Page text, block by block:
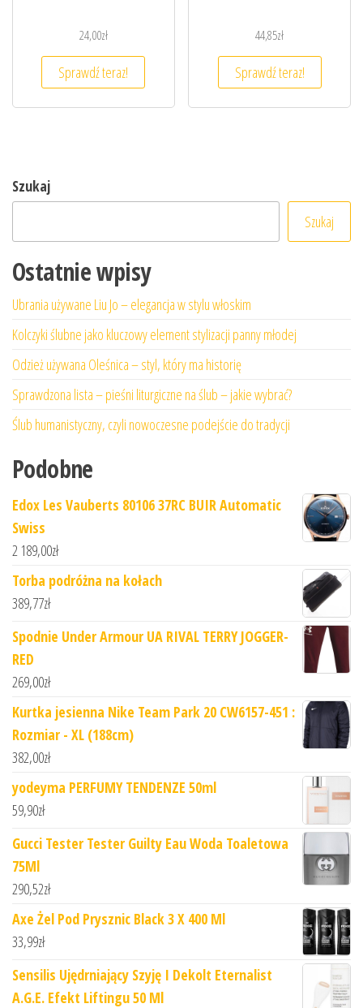
24,00zł
Sprawdź teraz!
44,85zł
Sprawdź teraz!
Szukaj
Szukaj
Ostatnie wpisy
Ubrania używane Liu Jo – elegancja w stylu włoskim
Kolczyki ślubne jako kluczowy element stylizacji panny młodej
Odzież używana Oleśnica – styl, który ma historię
Sprawdzona lista – pieśni liturgiczne na ślub – jakie wybrać?
Ślub humanistyczny, czyli nowoczesne podejście do tradycji
Podobne
Edox Les Vauberts 80106 37RC BUIR Automatic
Swiss
2 189,00zł
Torba podróżna na kołach
389,77zł
Spodnie Under Armour UA RIVAL TERRY JOGGER-
RED
269,00zł
Kurtka jesienna Nike Team Park 20 CW6157-451 :
Rozmiar - XL (188cm)
382,00zł
yodeyma PERFUMY TENDENZE 50ml
59,90zł
Gucci Tester Tester Guilty Eau Woda Toaletowa
75Ml
290,52zł
Axe Żel Pod Prysznic Black 3 X 400 Ml
33,99zł
Sensilis Ujędrniający Szyję I Dekolt Eternalist
A.G.E. Efekt Liftingu 50 Ml